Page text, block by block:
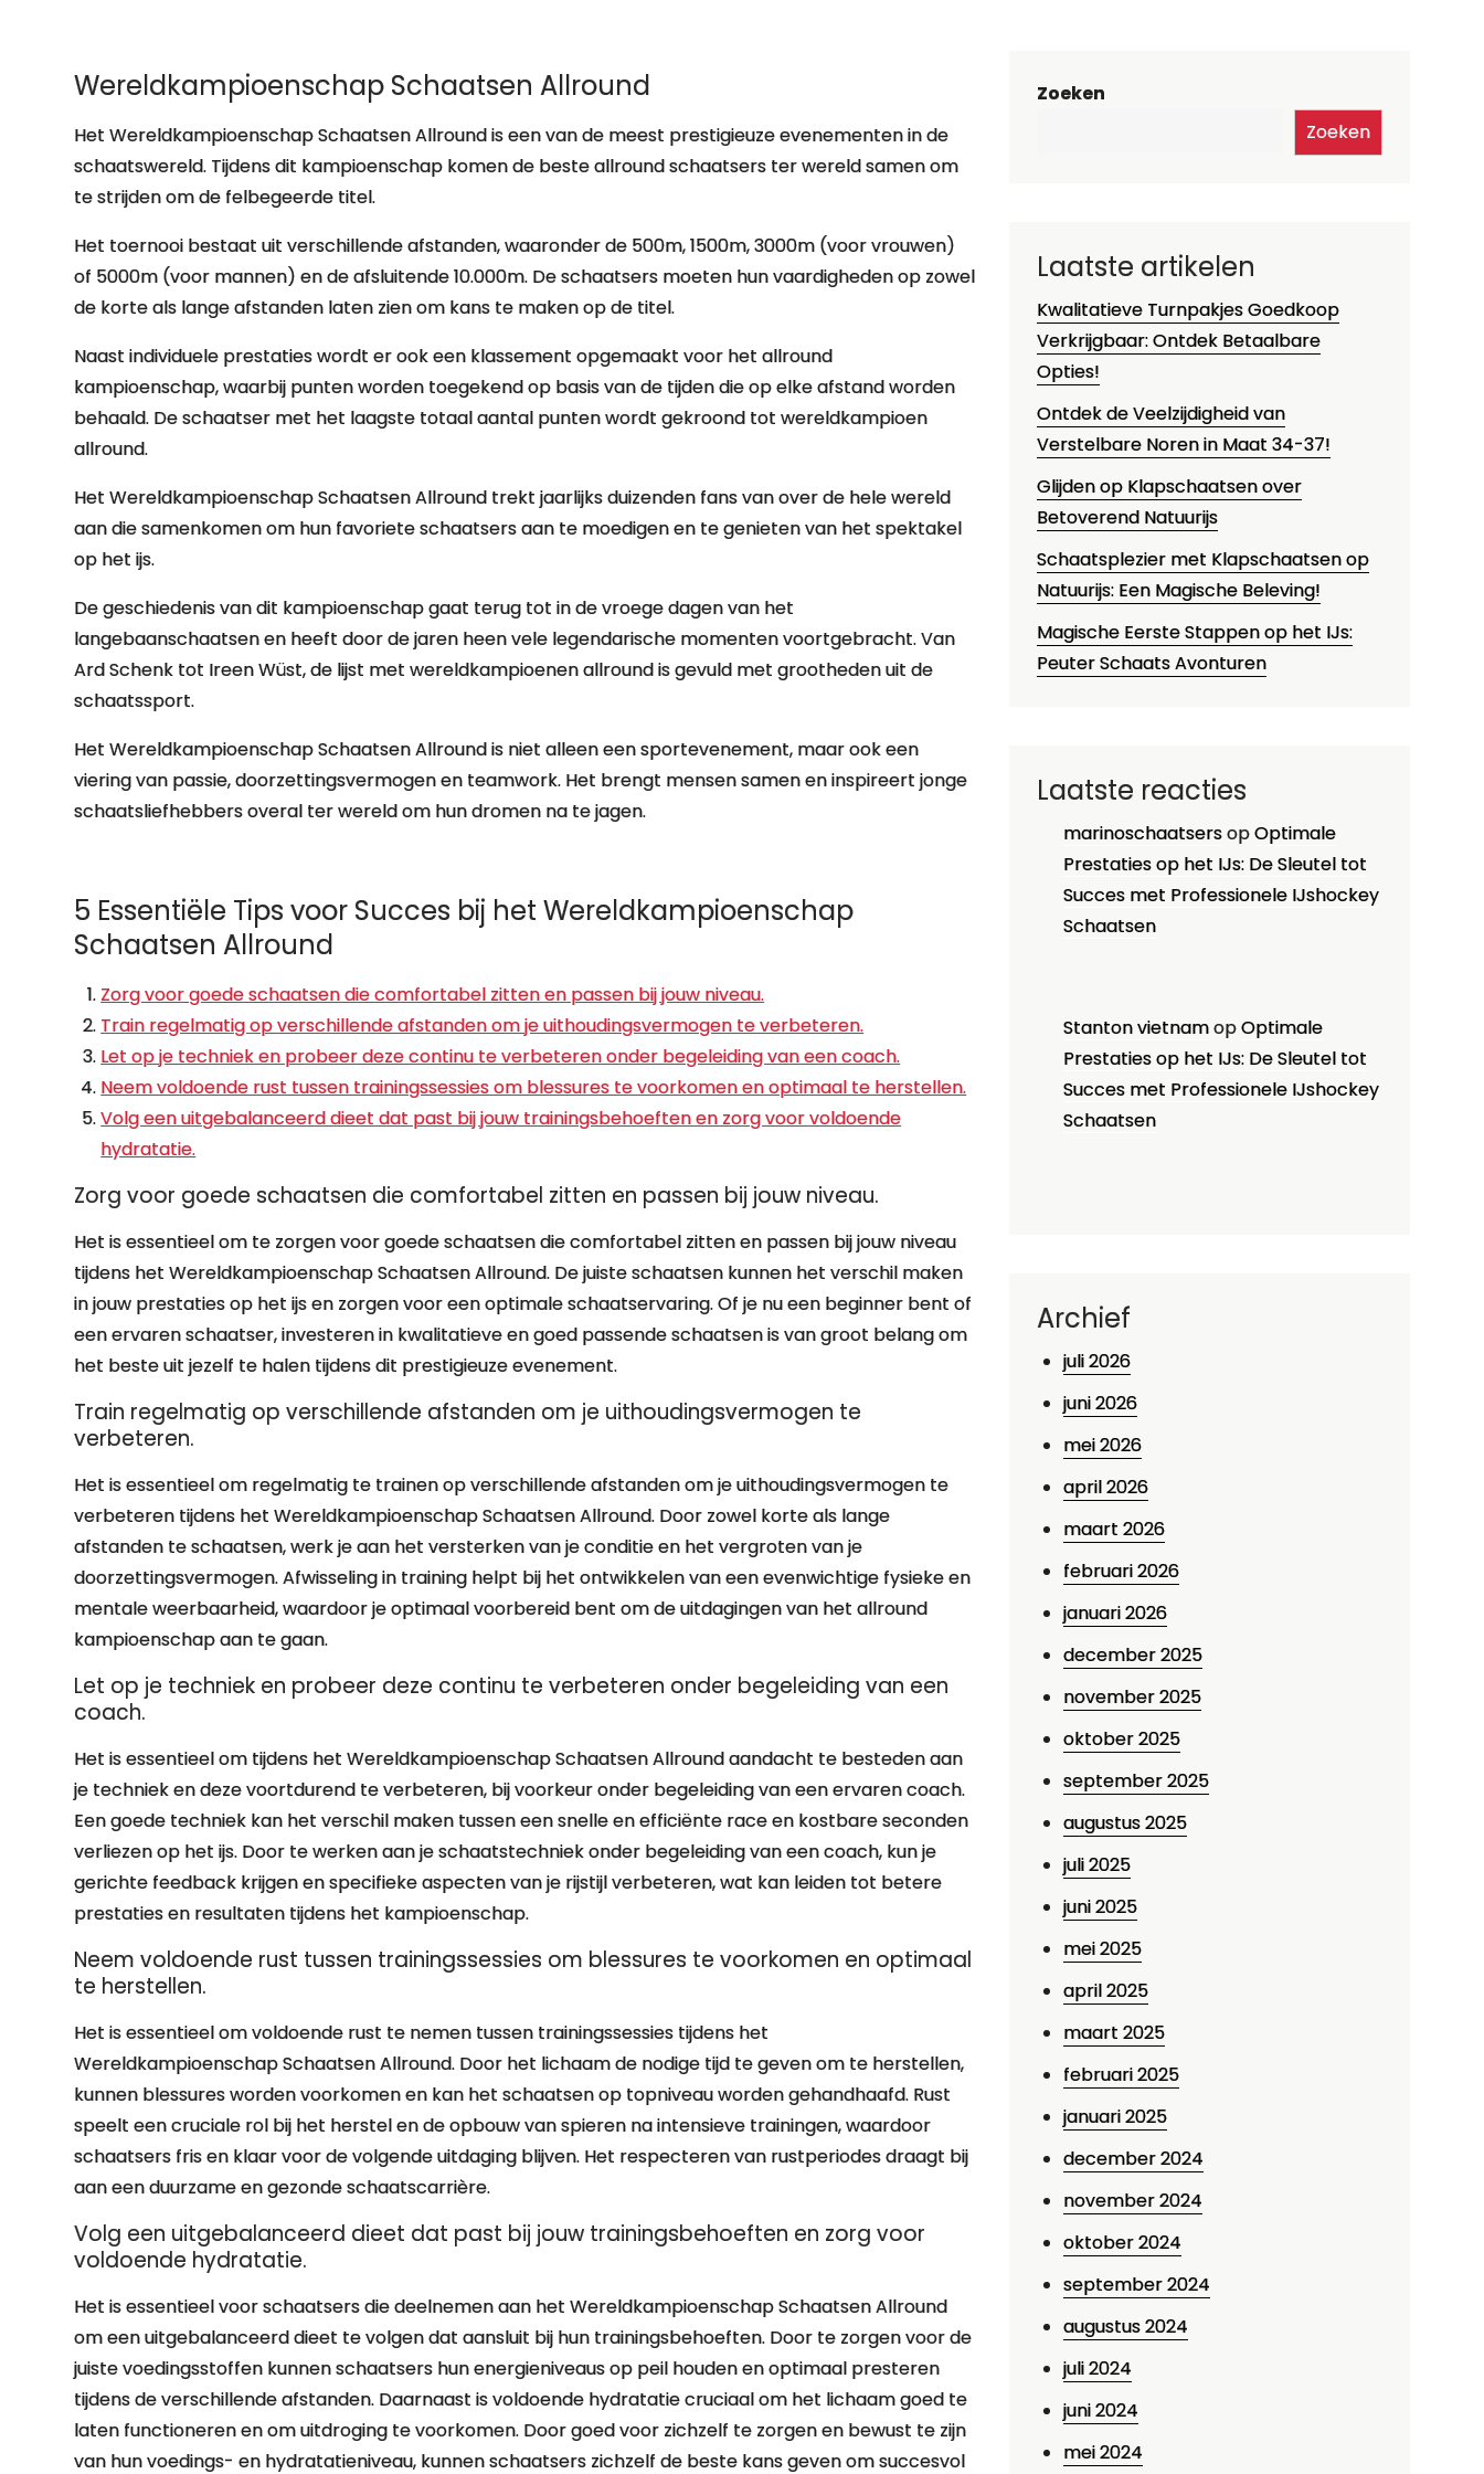
Wereldkampioenschap Schaatsen Allround
Het Wereldkampioenschap Schaatsen Allround is een van de meest prestigieuze evenementen in de
schaatswereld. Tijdens dit kampioenschap komen de beste allround schaatsers ter wereld samen om
te strijden om de felbegeerde titel.
Het toernooi bestaat uit verschillende afstanden, waaronder de 500m, 1500m, 3000m (voor vrouwen)
of 5000m (voor mannen) en de afsluitende 10.000m. De schaatsers moeten hun vaardigheden op zowel
de korte als lange afstanden laten zien om kans te maken op de titel.
Naast individuele prestaties wordt er ook een klassement opgemaakt voor het allround
kampioenschap, waarbij punten worden toegekend op basis van de tijden die op elke afstand worden
behaald. De schaatser met het laagste totaal aantal punten wordt gekroond tot wereldkampioen
allround.
Het Wereldkampioenschap Schaatsen Allround trekt jaarlijks duizenden fans van over de hele wereld
aan die samenkomen om hun favoriete schaatsers aan te moedigen en te genieten van het spektakel
op het ijs.
De geschiedenis van dit kampioenschap gaat terug tot in de vroege dagen van het
langebaanschaatsen en heeft door de jaren heen vele legendarische momenten voortgebracht. Van
Ard Schenk tot Ireen Wüst, de lijst met wereldkampioenen allround is gevuld met grootheden uit de
schaatssport.
Het Wereldkampioenschap Schaatsen Allround is niet alleen een sportevenement, maar ook een
viering van passie, doorzettingsvermogen en teamwork. Het brengt mensen samen en inspireert jonge
schaatsliefhebbers overal ter wereld om hun dromen na te jagen.
5 Essentiële Tips voor Succes bij het Wereldkampioenschap
Schaatsen Allround
Zorg voor goede schaatsen die comfortabel zitten en passen bij jouw niveau.
Train regelmatig op verschillende afstanden om je uithoudingsvermogen te verbeteren.
Let op je techniek en probeer deze continu te verbeteren onder begeleiding van een coach.
Neem voldoende rust tussen trainingssessies om blessures te voorkomen en optimaal te herstellen.
Volg een uitgebalanceerd dieet dat past bij jouw trainingsbehoeften en zorg voor voldoende
hydratatie.
Zorg voor goede schaatsen die comfortabel zitten en passen bij jouw niveau.
Het is essentieel om te zorgen voor goede schaatsen die comfortabel zitten en passen bij jouw niveau
tijdens het Wereldkampioenschap Schaatsen Allround. De juiste schaatsen kunnen het verschil maken
in jouw prestaties op het ijs en zorgen voor een optimale schaatservaring. Of je nu een beginner bent of
een ervaren schaatser, investeren in kwalitatieve en goed passende schaatsen is van groot belang om
het beste uit jezelf te halen tijdens dit prestigieuze evenement.
Train regelmatig op verschillende afstanden om je uithoudingsvermogen te
verbeteren.
Het is essentieel om regelmatig te trainen op verschillende afstanden om je uithoudingsvermogen te
verbeteren tijdens het Wereldkampioenschap Schaatsen Allround. Door zowel korte als lange
afstanden te schaatsen, werk je aan het versterken van je conditie en het vergroten van je
doorzettingsvermogen. Afwisseling in training helpt bij het ontwikkelen van een evenwichtige fysieke en
mentale weerbaarheid, waardoor je optimaal voorbereid bent om de uitdagingen van het allround
kampioenschap aan te gaan.
Let op je techniek en probeer deze continu te verbeteren onder begeleiding van een
coach.
Het is essentieel om tijdens het Wereldkampioenschap Schaatsen Allround aandacht te besteden aan
je techniek en deze voortdurend te verbeteren, bij voorkeur onder begeleiding van een ervaren coach.
Een goede techniek kan het verschil maken tussen een snelle en efficiënte race en kostbare seconden
verliezen op het ijs. Door te werken aan je schaatstechniek onder begeleiding van een coach, kun je
gerichte feedback krijgen en specifieke aspecten van je rijstijl verbeteren, wat kan leiden tot betere
prestaties en resultaten tijdens het kampioenschap.
Neem voldoende rust tussen trainingssessies om blessures te voorkomen en optimaal
te herstellen.
Het is essentieel om voldoende rust te nemen tussen trainingssessies tijdens het
Wereldkampioenschap Schaatsen Allround. Door het lichaam de nodige tijd te geven om te herstellen,
kunnen blessures worden voorkomen en kan het schaatsen op topniveau worden gehandhaafd. Rust
speelt een cruciale rol bij het herstel en de opbouw van spieren na intensieve trainingen, waardoor
schaatsers fris en klaar voor de volgende uitdaging blijven. Het respecteren van rustperiodes draagt bij
aan een duurzame en gezonde schaatscarrière.
Volg een uitgebalanceerd dieet dat past bij jouw trainingsbehoeften en zorg voor
voldoende hydratatie.
Het is essentieel voor schaatsers die deelnemen aan het Wereldkampioenschap Schaatsen Allround
om een uitgebalanceerd dieet te volgen dat aansluit bij hun trainingsbehoeften. Door te zorgen voor de
juiste voedingsstoffen kunnen schaatsers hun energieniveaus op peil houden en optimaal presteren
tijdens de verschillende afstanden. Daarnaast is voldoende hydratatie cruciaal om het lichaam goed te
laten functioneren en om uitdroging te voorkomen. Door goed voor zichzelf te zorgen en bewust te zijn
van hun voedings- en hydratatieniveau, kunnen schaatsers zichzelf de beste kans geven om succesvol
Zoeken
Zoeken
Laatste artikelen
Kwalitatieve Turnpakjes Goedkoop
Verkrijgbaar: Ontdek Betaalbare
Opties!
Ontdek de Veelzijdigheid van
Verstelbare Noren in Maat 34-37!
Glijden op Klapschaatsen over
Betoverend Natuurijs
Schaatsplezier met Klapschaatsen op
Natuurijs: Een Magische Beleving!
Magische Eerste Stappen op het IJs:
Peuter Schaats Avonturen
Laatste reacties
marinoschaatsersopOptimale
Prestaties op het IJs: De Sleutel tot
Succes met Professionele IJshockey
Schaatsen
Stanton vietnamopOptimale
Prestaties op het IJs: De Sleutel tot
Succes met Professionele IJshockey
Schaatsen
Archief
juli 2026
juni 2026
mei 2026
april 2026
maart 2026
februari 2026
januari 2026
december 2025
november 2025
oktober 2025
september 2025
augustus 2025
juli 2025
juni 2025
mei 2025
april 2025
maart 2025
februari 2025
januari 2025
december 2024
november 2024
oktober 2024
september 2024
augustus 2024
juli 2024
juni 2024
mei 2024